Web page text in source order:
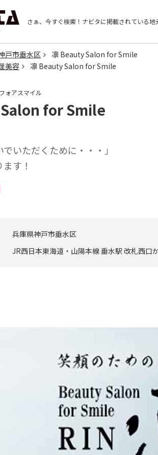
さぁ、今すぐ検索！ ナビタに掲載されている地
戸市垂水区
凛 Beauty Salon for Smile
美容 凛 Beauty Salon for Smile
ォアスマイル
for Smile
でいただくために・・・」
す！
兵庫県神戸市垂水区
JR西日本東海道・山陽本線 垂水駅 改札西口